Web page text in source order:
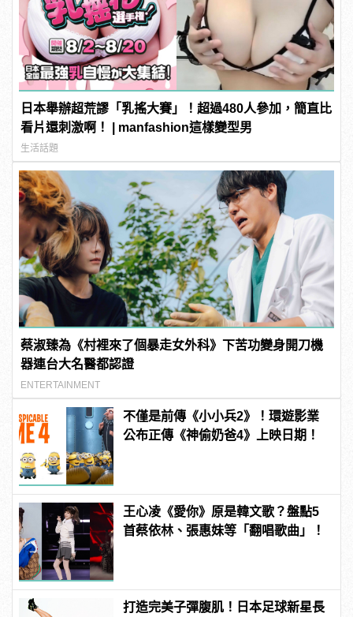
日本舉辦超荒謬「乳搖大賽」！超過480人參加，簡直比
看片還刺激啊！ | manfashion這樣變型男
生活話題
蔡淑臻為《村裡來了個暴走女外科》下苦功變身開刀機
器連台大名醫都認證
ENTERTAINMENT
不僅是前傳《小小兵2》！環遊影業
公布正傳《神偷奶爸4》上映日期！
王心凌《愛你》原是韓文歌？盤點5
首蔡依林、張惠妹等「翻唱歌曲」！
打造完美子彈腹肌！日本足球新星長